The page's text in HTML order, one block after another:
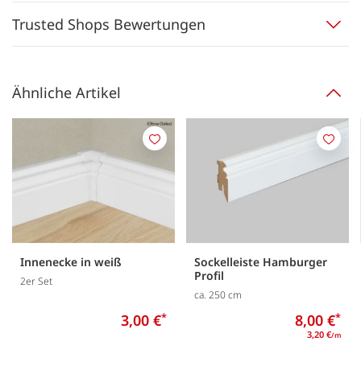
Trusted Shops Bewertungen
Ähnliche Artikel
Innenecke in weiß
2er Set
3,00 €*
Merken
Sockelleiste Hamburger
Profil
ca. 250 cm
8,00 €*
3,20 €/m